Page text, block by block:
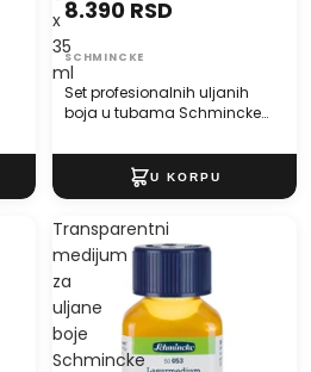
x
35
ml
Set profesionalnih uljanih
boja u tubama Schmincke
8.390 RSD
SCHMINCKE
Transparentni
medijum
za
uljane
boje
Schmincke